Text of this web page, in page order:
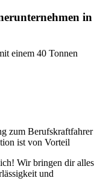
in
einem 40 Tonnen
zum Berufskraftfahrer
ist von Vorteil
Wir bringen dir alles
und